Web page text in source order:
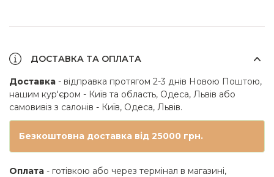
ДОСТАВКА ТА ОПЛАТА
Доставка - відправка протягом 2-3 днів Новою Поштою,
нашим кур'єром - Київ та область, Одеса, Львів або
самовивіз з салонів - Київ, Одеса, Львів.
Безкоштовна доставка від 25000 грн.
Оплата - готівкою або через термінал в магазині,